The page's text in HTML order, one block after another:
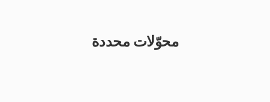
محوّلات محددة